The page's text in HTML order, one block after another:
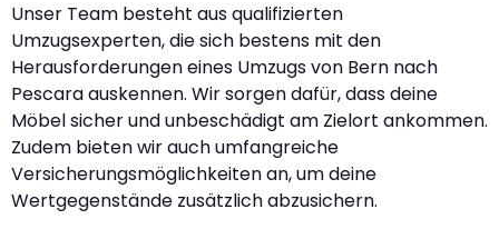
Unser Team besteht aus qualifizierten
Umzugsexperten, die sich bestens mit den
Herausforderungen eines Umzugs von Bern nach
Pescara auskennen. Wir sorgen dafür, dass deine
Möbel sicher und unbeschädigt am Zielort ankommen.
Zudem bieten wir auch umfangreiche
Versicherungsmöglichkeiten an, um deine
Wertgegenstände zusätzlich abzusichern.